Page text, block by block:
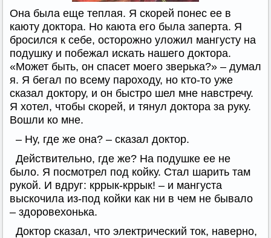
Она была еще теплая. Я скорей понес ее в
каюту доктора. Но каюта его была заперта. Я
бросился к себе, осторожно уложил мангусту на
подушку и побежал искать нашего доктора.
«Может быть, он спасет моего зверька?» – думал
я. Я бегал по всему пароходу, но кто-то уже
сказал доктору, и он быстро шел мне навстречу.
Я хотел, чтобы скорей, и тянул доктора за руку.
Вошли ко мне.
– Ну, где же она? – сказал доктор.
Действительно, где же? На подушке ее не
было. Я посмотрел под койку. Стал шарить там
рукой. И вдруг: кррык-кррык! – и мангуста
выскочила из-под койки как ни в чем не бывало
– здоровехонька.
Доктор сказал, что электрический ток, наверно,